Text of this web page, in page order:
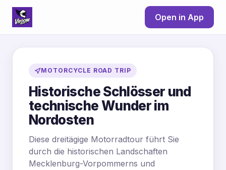
Open in App
MOTORCYCLE ROAD TRIP
Historische Schlösser und
technische Wunder im
Nordosten
Diese dreitägige Motorradtour führt Sie
durch die historischen Landschaften
Mecklenburg-Vorpommerns und